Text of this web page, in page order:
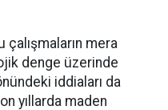
mera
denge üzerinde
iddiaları da
yıllarda maden